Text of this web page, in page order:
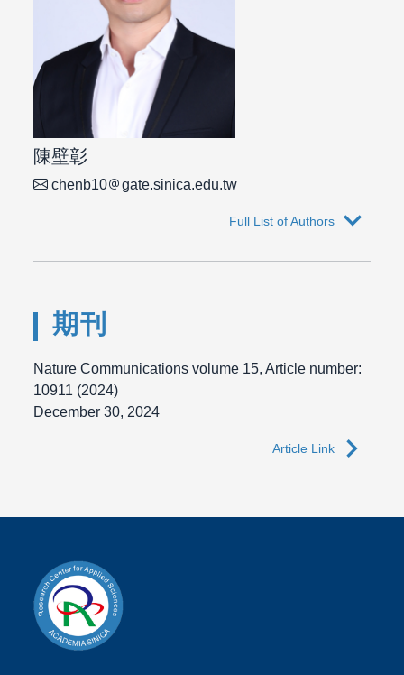
陳壁彰
chenb10 gate.sinica.edu.tw
Full List of Authorsexpand_more
期刊
Nature Communications volume 15, Article number:
10911 (2024)
December 30, 2024
Article Linknavigate_next